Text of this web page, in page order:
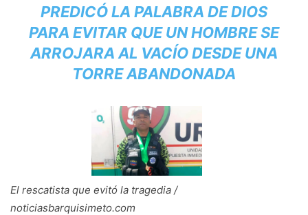
PREDICÓ LA PALABRA DE DIOS
PARA EVITAR QUE UN HOMBRE SE
ARROJARA AL VACÍO DESDE UNA
TORRE ABANDONADA
El rescatista que evitó la tragedia /
noticiasbarquisimeto.com